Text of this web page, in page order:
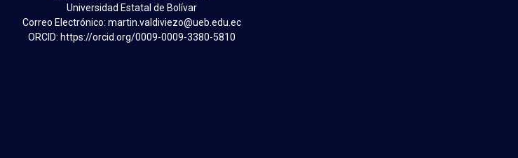
Universidad Estatal de Bolívar
Correo Electrónico: martin.valdiviezo@ueb.edu.ec
ORCID: https://orcid.org/0009-0009-3380-5810